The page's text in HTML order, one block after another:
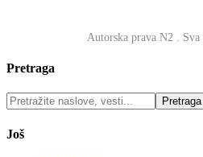
Autorska prava N2
.
Pretraga
Još